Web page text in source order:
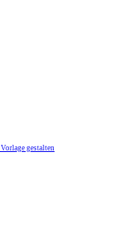
Vorlage gestalten